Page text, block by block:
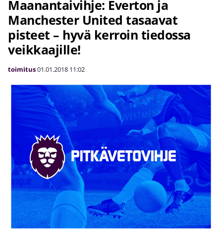
Maanantaivihje: Everton ja
Manchester United tasaavat
pisteet – hyvä kerroin tiedossa
veikkaajille!
toimitus01.01.2018 11:02